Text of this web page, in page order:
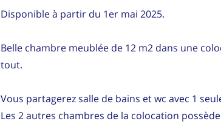
Disponible à partir du 1er mai 2025.
Belle chambre meublée de 12 m2 dans une
tout.
Vous partagerez salle de bains et wc avec 1
Les 2 autres chambres de la colocation